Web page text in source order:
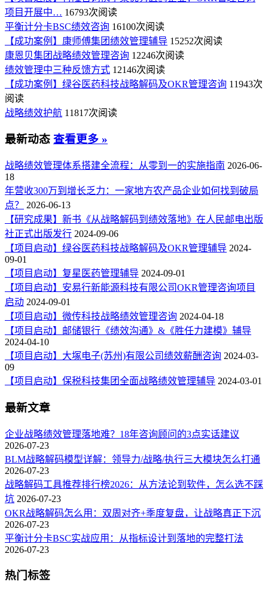
项目开展中… 16793次阅读
平衡计分卡BSC绩效咨询 16100次阅读
【成功案例】康师傅集团绩效管理辅导 15252次阅读
康恩贝集团战略绩效管理咨询 12246次阅读
绩效管理中三种反馈方式 12146次阅读
【成功案例】绿谷医药科技战略解码及OKR管理咨询 11943次
阅读
战略绩效护航 11817次阅读
最新动态 查看更多 »
战略绩效管理体系搭建全流程：从零到一的实施指南 2026-06-
18
年营收300万到增长乏力：一家地方农产品企业如何找到破局
点？
2026-06-13
【研究成果】新书《从战略解码到绩效落地》在人民邮电出版
社正式出版发行 2024-09-06
【项目启动】绿谷医药科技战略解码及OKR管理辅导 2024-
09-01
【项目启动】复星医药管理辅导 2024-09-01
【项目启动】安易行新能源科技有限公司OKR管理咨询项目
启动 2024-09-01
【项目启动】微传科技战略绩效管理咨询 2024-04-18
【项目启动】邮储银行《绩效沟通》&《胜任力建模》辅导
2024-04-10
【项目启动】大塚电子(苏州)有限公司绩效薪酬咨询 2024-03-
09
【项目启动】保税科技集团全面战略绩效管理辅导 2024-03-01
最新文章
企业战略绩效管理落地难？18年咨询顾问的3点实话建议
2026-07-23
BLM战略解码模型详解：领导力/战略/执行三大模块怎么打通
2026-07-23
战略解码工具推荐排行榜2026：从方法论到软件，怎么选不踩
坑 2026-07-23
OKR战略解码怎么用：双周对齐+季度复盘，让战略真正下沉
2026-07-23
平衡计分卡BSC实战应用：从指标设计到落地的完整打法
2026-07-23
热门标签